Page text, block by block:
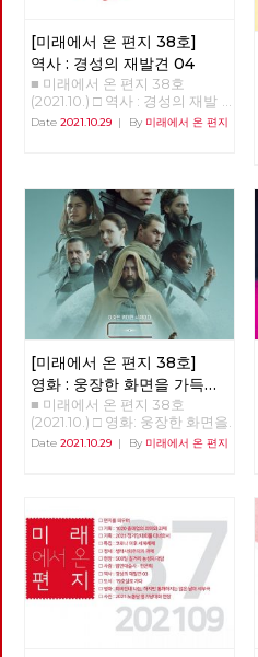
버스회사의 파산 57년의 춘천시
의 독점 자본이고 토호 세력인
시내버스 경영진은 부패와 방만
경영, 공무원들에 도덕적 헤이로
파산하게 되었고 노동자들은 아
스팔트 투쟁을 할 수밖에 없었
놓을 수 없다는 판단으로 지방선
거 시장 후보들에게 완전 공영제
를 요구했고 지방 자치 선거가
이루어진 이후 최초로 민주당으
로 정권이 교체되었다. 더불어
민주당 소속 이재수 씨가 “교통
천국 춘천시”를 만들겠다며 시
장에 당선되었다. 그러나 폭망
한 시내버스 해결 방법은 우리와
너무 달랐다. 검증도 되지 않은
179만원의 자본금을 가진 춘천
녹색시민협동조합에 73억 짜리
회사를 던져주고 경영 능력과 자
본금도 없는 협동조합을 위해
43억의 차고지를 매입하여 저리
녹색 협동조합은 나머지 자본금
30억도 대출과 사채로 충당하
다 1년도 운영 못하고 경영 포기
선언을 하였다. 지금은 또다시
완전 자본 잠식이 되어 오늘 망
해도 할 말 없는 회사로 만들어
놨다. 나는 단언한다. 시내버스
[미래에서 온 편지 38호]
역사 : 경성의 재발견 04
■ 미래에서 온 편지 38호
(2021.10.) □ 역사 : 경성의 재발
견 04 >>>>>>>>> 업로드 준비
Date 2021.10.29 | By 미래에서 온 편지
[미래에서 온 편지 38호]
영화 : 웅장한 화면을 가득
채우는 감정의 체험, 듄
■ 미래에서 온 편지 38호
(2021.10.) □ 영화: 웅장한 화면을
가득 채우는 감정의 체험, 듄 웅
제 샤담 4세의 명령으로 우주에
서 가장 중요한 재료인 스파이스
의 생산지인 아라키스 행성을 관
리하라는 명령을 받는다. 레토는
아들 폴과 첩인 레이디 제시카와
함께 아라키스 행성으로 이주하
지만, 이전 관리자인 하코넨 가
Date 2021.10.29 | By 미래에서 온 편지